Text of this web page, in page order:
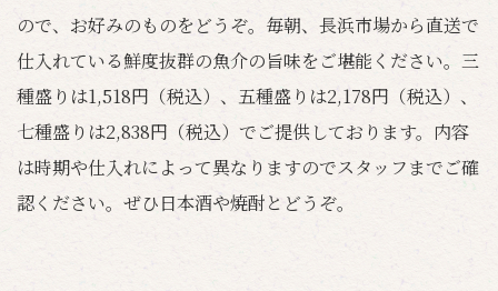
ので、お好みのものをどうぞ。毎朝、長浜市場から直送で
仕入れている鮮度抜群の魚介の旨味をご堪能ください。三
種盛りは1,518円（税込）、五種盛りは2,178円（税込）、
七種盛りは2,838円（税込）でご提供しております。内容
は時期や仕入れによって異なりますのでスタッフまでご確
認ください。ぜひ日本酒や焼酎とどうぞ。